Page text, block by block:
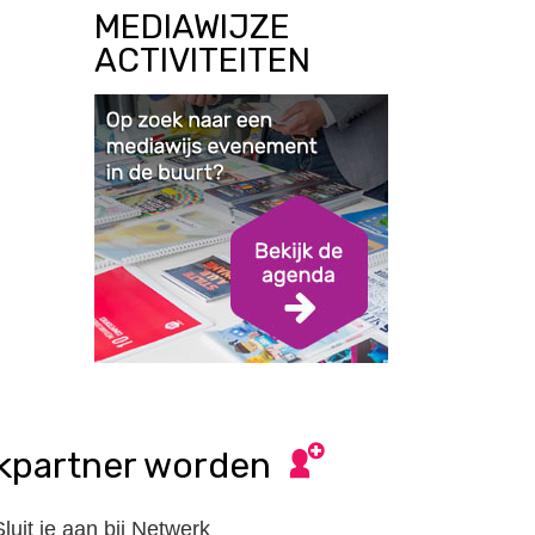
MEDIAWIJZE
ACTIVITEITEN
worden
je aan bij Netwerk